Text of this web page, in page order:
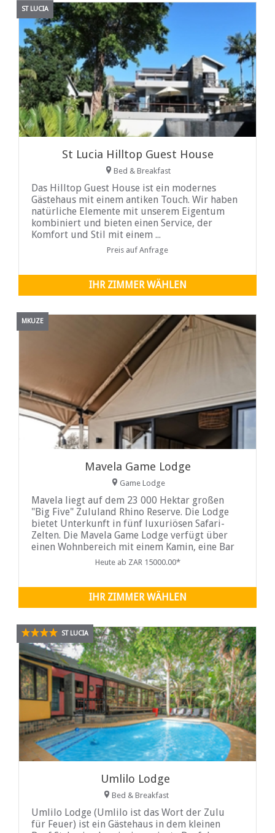
ST LUCIA
St Lucia Hilltop Guest House
Bed & Breakfast
Das Hilltop Guest House ist ein modernes
Gästehaus mit einem antiken Touch. Wir haben
natürliche Elemente mit unserem Eigentum
kombiniert und bieten einen Service, der
Komfort und Stil mit einem ...
Preis auf Anfrage
IHR ZIMMER WÄHLEN
MKUZE
Mavela Game Lodge
Game Lodge
Mavela liegt auf dem 23 000 Hektar großen
"Big Five" Zululand Rhino Reserve. Die Lodge
bietet Unterkunft in fünf luxuriösen Safari-
Zelten. Die Mavela Game Lodge verfügt über
einen Wohnbereich mit einem Kamin, eine Bar
Heute ab ZAR 15000.00*
IHR ZIMMER WÄHLEN
ST LUCIA
Umlilo Lodge
Bed & Breakfast
Umlilo Lodge (Umlilo ist das Wort der Zulu
für Feuer) ist ein Gästehaus in dem kleinen